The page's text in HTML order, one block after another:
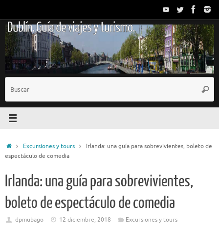
contenido
Dublín. Guía de viajes y turismo.
InicioExcursiones y tours
Irlanda: una guía para sobrevivientes, boleto de
espectáculo de comedia
Irlanda: una guía para sobrevivientes,
boleto de espectáculo de comedia
dpmubago 12 diciembre, 2018 Excursiones y tours